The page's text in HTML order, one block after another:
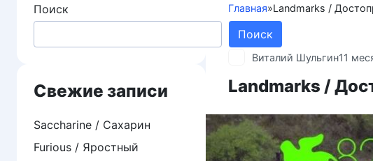
Главная»Landmarks /
Виталий Шульгин11
Landmarks /
Поиск
Поиск
Свежие записи
Saccharine / Сахарин
Furious / Яростный